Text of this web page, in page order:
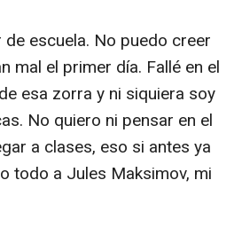
escuela. No puedo creer
mal el primer día. Fallé en el
esa zorra y ni siquiera soy
No quiero ni pensar en el
a clases, eso si antes ya
todo a Jules Maksimov, mi